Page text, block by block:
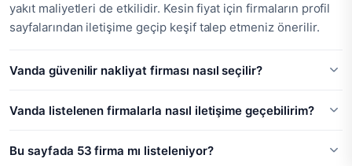
yakıt maliyetleri de etkilidir. Kesin fiyat için firmaların profil
sayfalarından iletişime geçip keşif talep etmeniz önerilir.
Vanda güvenilir nakliyat firması nasıl seçilir?
Vanda listelenen firmalarla nasıl iletişime geçebilirim?
Bu sayfada 53 firma mı listeleniyor?